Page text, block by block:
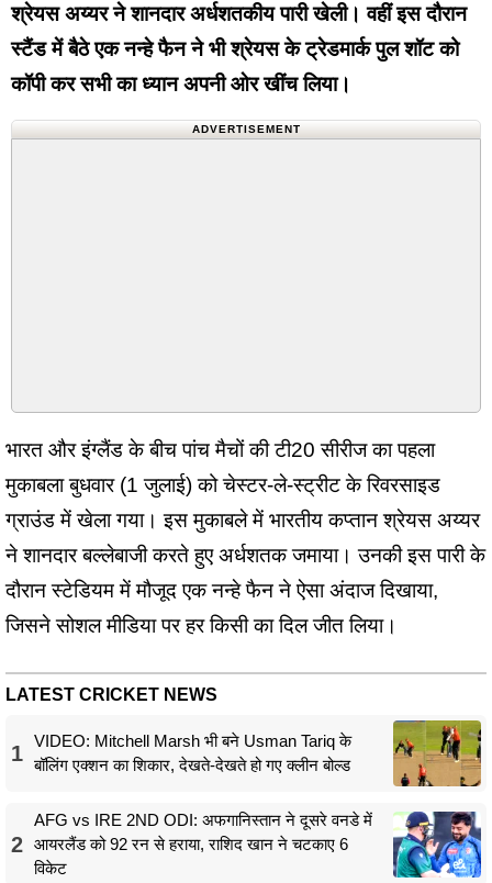
श्रेयस अय्यर ने शानदार अर्धशतकीय पारी खेली। वहीं इस दौरान
स्टैंडमें बैठे एक नन्हे फैन ने भी श्रेयस के ट्रेडमार्क पुल शॉट को
कॉपी कर सभी का ध्यान अपनी ओर खींच लिया।
ADVERTISEMENT
भारत और इंग्लैंड के बीच पांच मैचों की टी20 सीरीज का पहला
मुकाबला बुधवार (1 जुलाई) को चेस्टर-ले-स्ट्रीट के रिवरसाइड
ग्राउंड में खेला गया। इस मुकाबले में भारतीय कप्तान श्रेयस अय्यर
ने शानदार बल्लेबाजी करते हुए अर्धशतक जमाया। उनकी इस पारी के
दौरान स्टेडियम में मौजूद एक नन्हे फैन ने ऐसा अंदाज दिखाया,
जिसने सोशल मीडिया पर हर किसी का दिल जीत लिया।
LATEST CRICKET NEWS
1
VIDEO: Mitchell Marsh भी बने Usman Tariq के
बॉलिंग एक्शन का शिकार, देखते-देखते हो गए क्लीन बोल्ड
2
AFG vs IRE 2ND ODI: अफगानिस्तान ने दूसरे वनडे में
आयरलैंड को 92 रन से हराया, राशिद खान ने चटकाए 6
विकेट